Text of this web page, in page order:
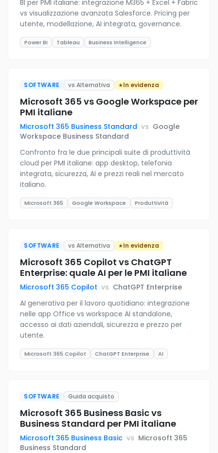
BI per PMI italiane: integrazione M365 + Excel + Fabric
vs visualizzazione avanzata Salesforce. Pricing per
utente, modellazione, AI integrata, governance.
Power BI Tableau Business Intelligence
SOFTWARE vs Alternativa In evidenza
Microsoft 365 vs Google Workspace per
PMI italiane
Microsoft 365 Business Standard vs Google
Workspace Business Standard
Confronto fra le due principali suite di produttività
cloud per PMI italiane: app desktop, telefonia
integrata, sicurezza, AI e prezzi reali nel mercato
italiano.
Microsoft 365 Google Workspace Produttività
SOFTWARE vs Alternativa In evidenza
Microsoft 365 Copilot vs ChatGPT
Enterprise: quale AI per le PMI italiane
Microsoft 365 Copilot vs ChatGPT Enterprise
AI generativa per il lavoro quotidiano: integrazione
nelle app Office vs workspace AI standalone,
accesso ai dati aziendali, sicurezza e prezzo per
utente.
Microsoft 365 Copilot ChatGPT Enterprise AI
SOFTWARE Guida acquisto
Microsoft 365 Business Basic vs
Business Standard per PMI italiane
Microsoft 365 Business Basic vs Microsoft 365
Business Standard